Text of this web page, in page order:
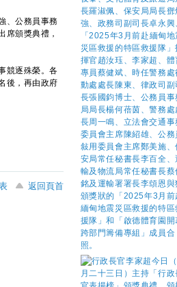
、公務員事務
席頒獎典禮，
競逐殊榮。各
後，再由政府
返回頁首